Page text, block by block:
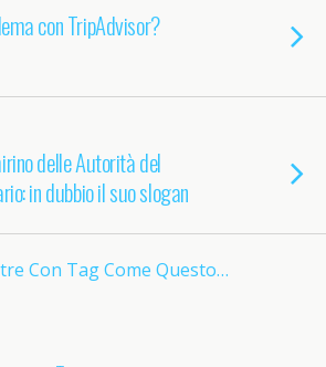
con TripAdvisor?
delle Autorità del
in dubbio il suo slogan
Con Tag Come Questo…